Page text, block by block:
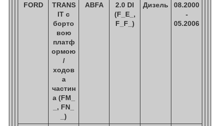
FORD
TRANS
IT c
борто
вою
платф
ормою
/
ходов
а
частин
а (FM_
_, FN_
_)
ABFA
2.0 DI
(F_E_,
F_F_)
Дизель
08.2000
-
05.2006